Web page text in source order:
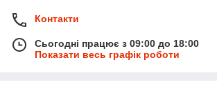
Контакти
Сьогодні працює з 09:00 до 18:00
Показати весь графік роботи